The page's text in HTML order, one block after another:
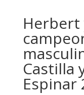
Herbert
Castilla
Espinar